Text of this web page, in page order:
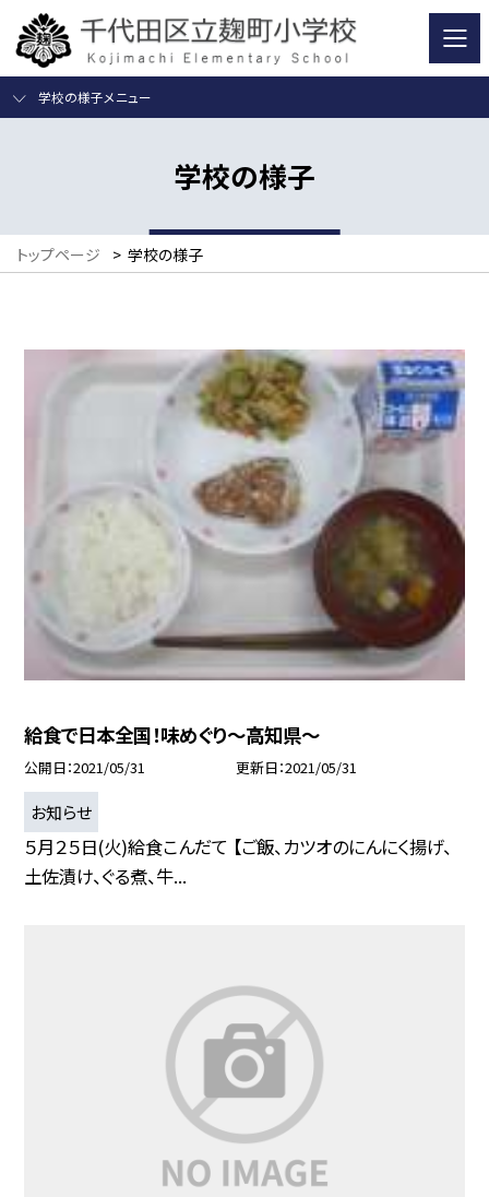
学校の様子メニュー
学校の様子
トップページ > 学校の様子
給食で日本全国！味めぐり〜高知県〜
公開日 2021/05/31 更新日 2021/05/31
お知らせ
５月２５日(火)給食こんだて 【ご飯、カツオのにんにく揚げ、
土佐漬け、ぐる煮、牛...